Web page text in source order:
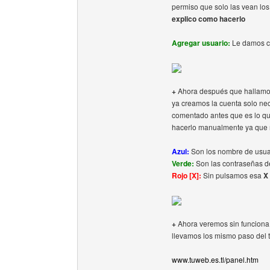
permiso que solo las vean
explico como hacerlo
Agregar usuario: Le damos
+Ahora después que
ya creamos la cuenta solo
comentado antes que es lo
hacerlo manualmente ya
Azul: Son los nombre de
Verde: Son las contraseñas
Rojo [X]: Sin pulsamos esa X
+Ahora veremos sin
llevamos los mismo paso
www.tuweb.es.tl/panel.htm